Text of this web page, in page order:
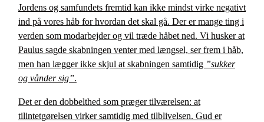
Jordens og samfundets fremtid kan ikke mindst virke negativt
ind på vores håb for hvordan det skal gå. Der er mange ting i
verden som modarbejder og vil træde håbet ned. Vi husker at
Paulus sagde skabningen venter med længsel, ser frem i håb,
men han lægger ikke skjul at skabningen samtidig ”sukker
og vånder sig”.
Det er den dobbelthed som præger tilværelsen: at
tilintetgørelsen virker samtidig med tilblivelsen. Gud er